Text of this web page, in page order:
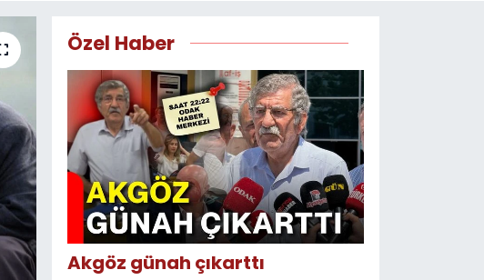
Özel Haber
Akgöz günah çıkarttı